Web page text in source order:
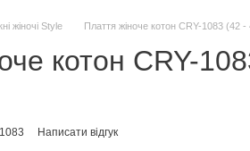
жіночі Style Плаття жіноче котон CRY-1083 (42 -
котон CRY-
Написати відгук